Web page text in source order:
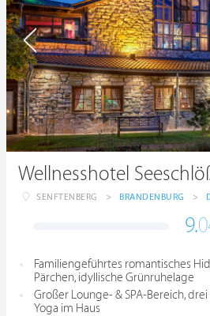
Wellnesshotel
SENFTENBERG > BRANDENBURG >
9.
Familiengeführtes romantisches
Pärchen, idyllische Grünruhelage
Großer Lounge- & SPA-Bereich,
Yoga im Haus